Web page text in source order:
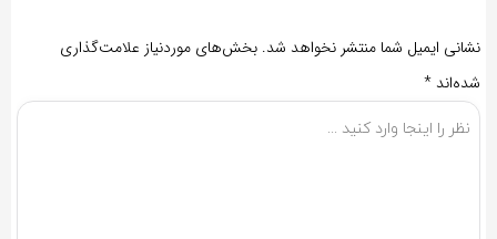
نشانی ایمیل شما منتشر نخواهد شد. بخش‌های موردنیاز علامت‌گذاری
شده‌اند *